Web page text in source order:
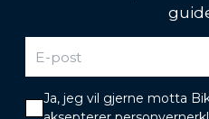
Ja, jeg vil gjerne motta